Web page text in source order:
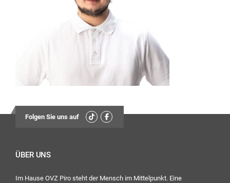
Folgen Sie uns auf
ÜBER UNS
Im Hause OVZ Piro steht der Mensch im Mittelpunkt. Eine
13:30
Uhr – 17:00 Uhr
Mittwoch:
geschlossen
Freitag:
08:00
Uhr – 12:30 Uhr
13:30
Uhr – 16:00 Uhr